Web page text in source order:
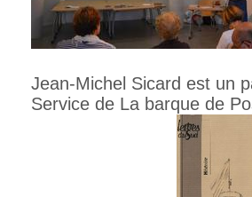
Jean-Michel Sicard est un
Service de La barque de